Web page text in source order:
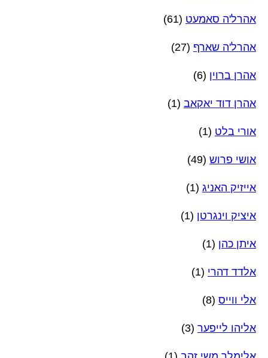
אהרל'ה סאמעט (61)
אהרל'ה שארף (27)
אהרן ברוין (6)
אהרן דוד יאקאב (1)
אורי בלט (1)
אושי פרוש (49)
אייזיק האניג (1)
איציק וינגרטן (1)
איתן כהן (1)
אלדד דהרי (1)
אלי ווייס (8)
אליהו לייפער (3)